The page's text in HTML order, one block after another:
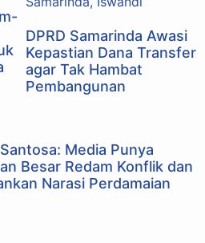
DPRD Samarinda Awasi
Kepastian Dana Transfer
agar Tak Hambat
Pembangunan
Media Punya
Besar Redam Konflik dan
Narasi Perdamaian